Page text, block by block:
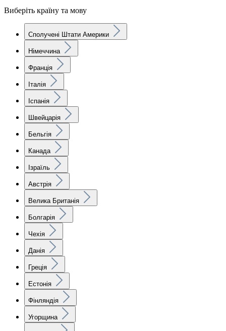
Виберіть країну та мову
Сполучені Штати Америки
Німеччина
Франція
Італія
Іспанія
Швейцарія
Бельгія
Канада
Ізраїль
Австрія
Велика Британія
Болгарія
Чехія
Данія
Греція
Естонія
Фінляндія
Угорщина